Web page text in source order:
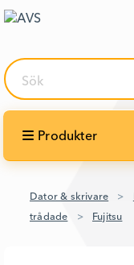
Sök
Produkter
Dator & skrivare
trådade
Fujitsu